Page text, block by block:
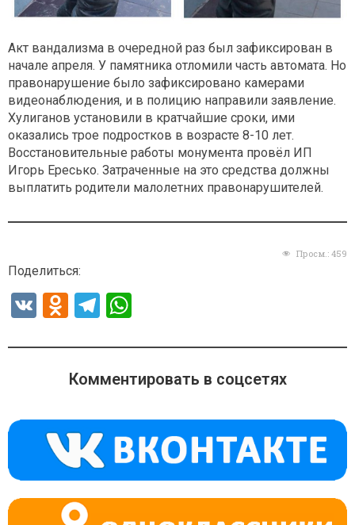
Акт вандализма в очередной раз был зафиксирован в
начале апреля. У памятника отломили часть автомата. Но
правонарушение было зафиксировано камерами
видеонаблюдения, и в полицию направили заявление.
Хулиганов установили в кратчайшие сроки, ими
оказались трое подростков в возрасте 8-10 лет.
Восстановительные работы монумента провёл ИП
Игорь Ересько. Затраченные на это средства должны
выплатить родители малолетних правонарушителей.
Просм.: 459
Поделиться:
V
O
n
o
a
ss
ni
ki
T
e
gr
m
at
s
p
p
Комментировать в соцсетях